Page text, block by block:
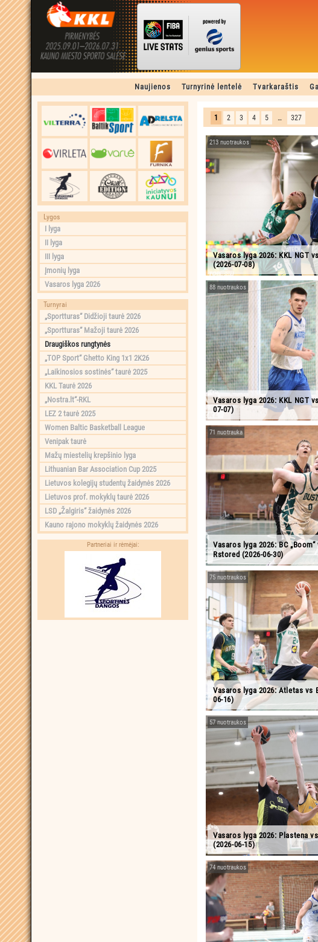
Naujienos Turnyrinė lentelė Tvarkaraštis
Lygos
I lyga
II lyga
III lyga
Įmonių lyga
Vasaros lyga 2026
Turnyrai
„Sportturas“ Didžioji taurė 2026
„Sportturas“ Mažoji taurė 2026
Draugiškos rungtynės
„TOP Sport“ Ghetto King 1x1 2K26
„Laikinosios sostinės“ taurė 2025
KKL Taurė 2026
„Nostra.lt“-RKL
LEZ 2 taurė 2025
Women Baltic Basketball League
Venipak taurė
Mažų miestelių krepšinio lyga
Lithuanian Bar Association Cup 2025
Lietuvos kolegijų studentų žaidynės 2026
Lietuvos prof. mokyklų taurė 2026
LSD „Žalgiris“ žaidynės 2026
Kauno rajono mokyklų žaidynės 2026
Partneriai ir rėmėjai:
1 2 3 4 5 … 327
Vasaros lyga 2026: KKL NGT
(2026-07-08)
213 nuotraukos
Vasaros lyga 2026: KKL NGT
07-07)
88 nuotraukos
Vasaros lyga 2026: BC
Rstored (2026-06-30)
71 nuotrauka
Vasaros lyga 2026: Atletas vs
06-16)
75 nuotraukos
Vasaros lyga 2026: Plastena
(2026-06-15)
57 nuotraukos
74 nuotraukos